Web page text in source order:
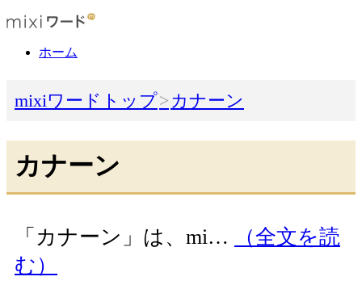
ホーム
mixiワードトップ カナーン
カナーン
「カナーン」は、mi…
（全文を読
む）